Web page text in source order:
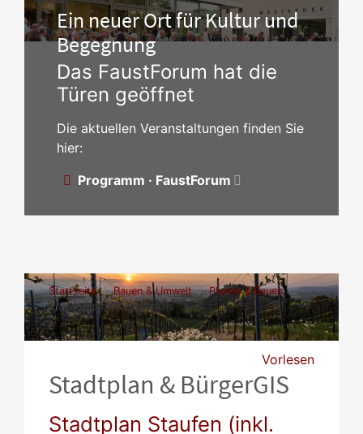
Ein neuer Ort für Kultur und
Begegnung
Das FaustForum hat die
Türen geöffnet
Die aktuellen Veranstaltungen finden Sie
hier:
Programm · FaustForum
Startseite Bauen & Umwelt
Planen & Bauen
Stadtplan & BürgerGis
Vorlesen
Stadtplan & BürgerGIS
Stadtplan Staufen (inkl.